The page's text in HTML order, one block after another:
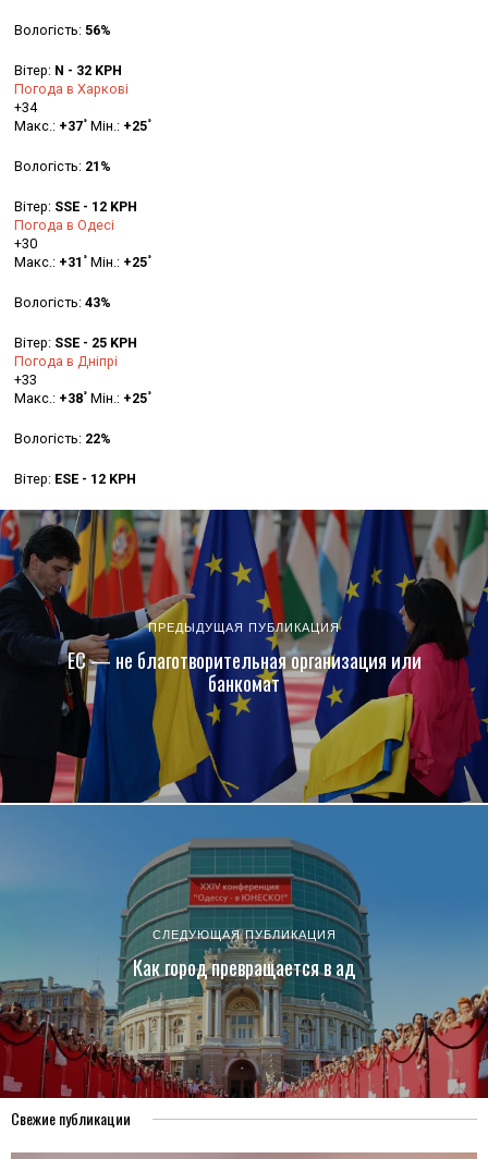
Вологість:56%
Вітер: N - 32 KPH
Погода в Харкові
+34
Макс.: +37° Мін.: +25°
Вологість: 21%
Вітер: SSE - 12 KPH
Погода в Одесі
+30
Макс.: +31 ° Мін.: +25°
Вологість:43%
Вітер: SSE - 25 KPH
Погода в Дніпрі
+33
Макс.: +38° Мін.: +25°
Вологість: 22%
Вітер: ESE - 12 KPH
ПРЕДЫДУЩАЯ ПУБЛИКАЦИЯ
ЕС — не благотворительная организация или
банкомат
СЛЕДУЮЩАЯ ПУБЛИКАЦИЯ
Как город превращается в ад
Свежие публикации